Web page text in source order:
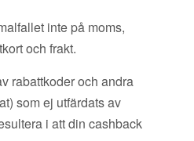
inte på moms,
och frakt.
rabattkoder och andra
som ej utfärdats av
i att din cashback